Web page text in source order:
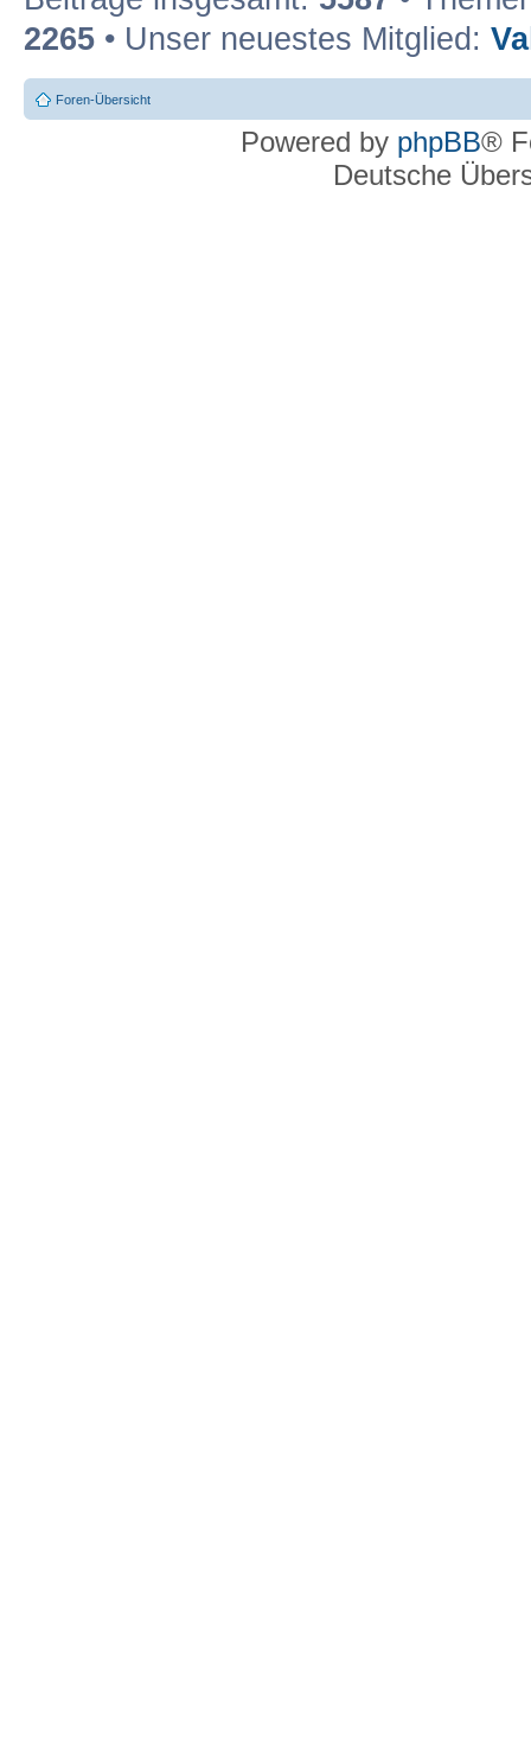
2265 • Unser neuestes Mitglied:
Foren-Übersicht
Powered by phpBB®
Deutsche